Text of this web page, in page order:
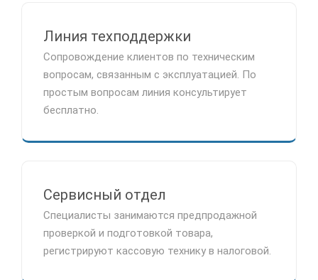
Линия техподдержки
Сопровождение клиентов по техническим
вопросам, связанным с эксплуатацией. По
простым вопросам линия консультирует
бесплатно.
Сервисный отдел
Специалисты занимаются предпродажной
проверкой и подготовкой товара,
регистрируют кассовую технику в налоговой.